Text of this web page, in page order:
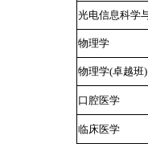
光电信息科学
物理学
物理学(卓越班)
口腔医学
临床医学